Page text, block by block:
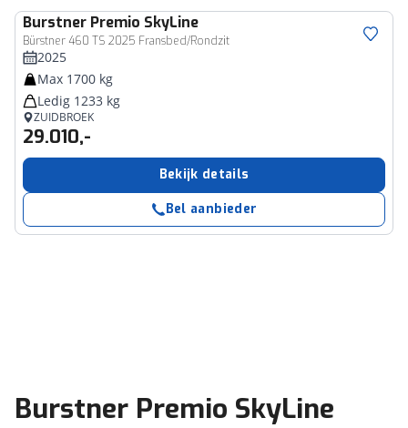
Burstner Premio SkyLine
Bürstner 460 TS 2025 Fransbed/Rondzit
2025
Max 1700 kg
Ledig 1233 kg
ZUIDBROEK
29.010,-
Bekijk details
Bel aanbieder
Burstner Premio SkyLine